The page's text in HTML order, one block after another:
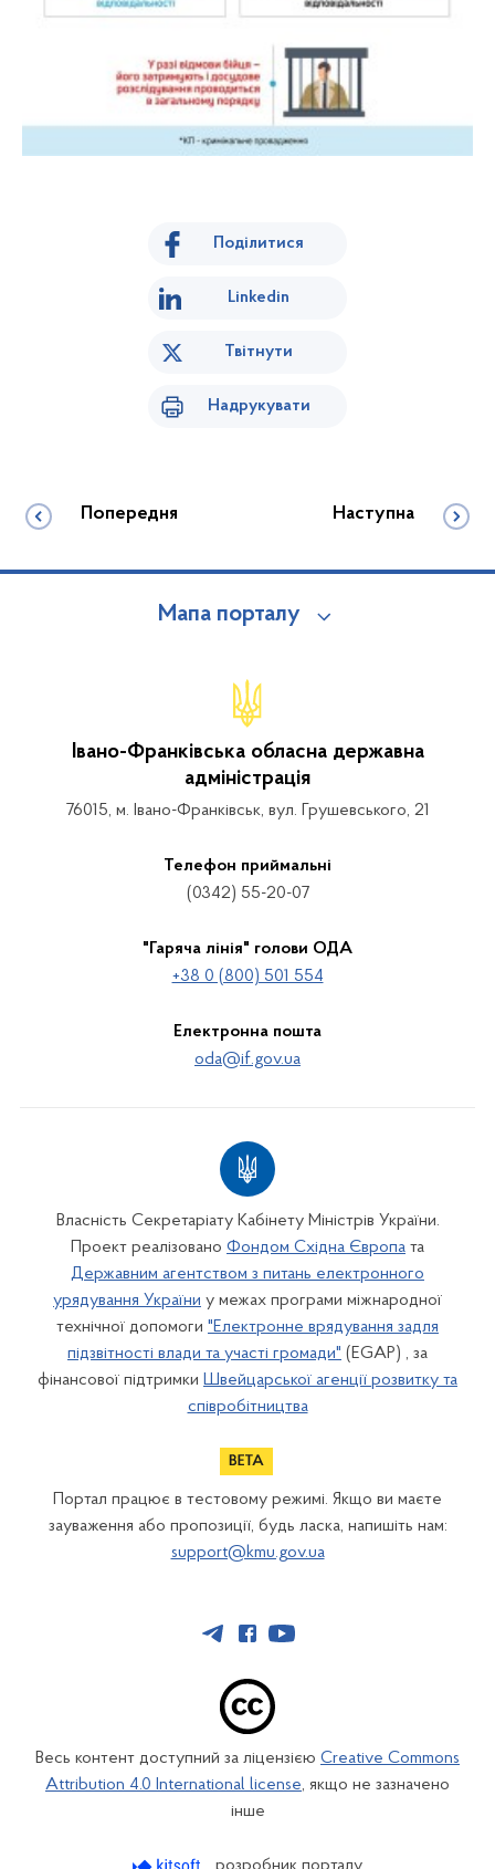
Поділитися
Linkedin
Твітнути
Надрукувати
Попередня Наступна
Мапа порталу
Івано-Франківська обласна державна
адміністрація
76015, м. Івано-Франківськ, вул. Грушевського, 21
Телефон приймальні
(0342) 55-20-07
"Гаряча лінія" голови ОДА
+38 0 (800) 501 554
Електронна пошта
oda@if.gov.ua
Власність Секретаріату Кабінету Міністрів України.
Проект реалізовано Фондом Східна Європа та
Державним агентством з питань електронного
урядування України у межах програми міжнародної
технічної допомоги "Електронне врядування задля
підзвітності влади та участі громади" (EGAP) , за
фінансової підтримки Швейцарської агенції розвитку та
співробітництва
Портал працює в тестовому режимі. Якщо ви маєте
зауваження або пропозиції, будь ласка, напишіть нам:
support@kmu.gov.ua
Весь контент доступний за ліцензією Creative Commons
Attribution 4.0 International license, якщо не зазначено
інше